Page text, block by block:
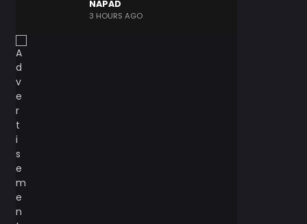
NAPAD
3 HOURS AGO